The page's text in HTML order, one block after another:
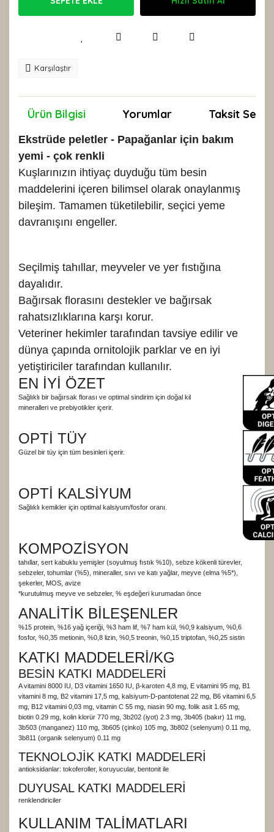
Karşılaştır
Ürün Bilgisi Yorumlar Taksit
Ekstrüde peletler - Papağanlar için bakım
yemi - çok renkli
Kuşlarınızın ihtiyaç duyduğu tüm besin
maddelerini içeren bilimsel olarak onaylanmış
bileşim. Tamamen tüketilebilir, seçici yeme
davranışını engeller.
Seçilmiş tahıllar, meyveler ve yer fıstığına
dayalıdır.
Bağırsak florasını destekler ve bağırsak
rahatsızlıklarına karşı korur.
Veteriner hekimler tarafından tavsiye edilir ve
dünya çapında ornitolojik parklar ve en iyi
yetiştiriciler tarafından kullanılır.
EN İYİ ÖZET
Sağlıklı bir bağırsak florası ve optimal sindirim için doğal kil
mineralleri ve prebiyotikler içerir.
OPTİ TÜY
Güzel bir tüy için tüm besinleri içerir.
OPTİ KALSİYUM
Sağlıklı kemikler için optimal kalsiyum/fosfor oranı.
KOMPOZİSYON
tahıllar, sert kabuklu yemişler (soyulmuş fıstık %10), sebze kökenli türevler,
sebzeler, tohumlar (%5), mineraller, sıvı ve katı yağlar, meyve (elma %5*),
şekerler, MOS, avize
*kurutulmuş meyve ve sebzeler, % eşdeğeri kurumadan önce
ANALİTİK BİLEŞENLER
%15 protein, %16 yağ içeriği, %3 ham lif, %7 ham kül, %0,9 kalsiyum, %0,6
fosfor, %0,35 metionin, %0,8 lizin, %0,5 treonin, %0,15 triptofan, %0,25 sistin
KATKI MADDELERİ/KG
BESİN KATKI MADDELERİ
A vitamini 8000 IU, D3 vitamini 1650 IU, β-karoten 4,8 mg, E vitamini 95 mg, B1
vitamini 8 mg, B2 vitamini 17,5 mg, kalsiyum-D-pantotenat 22 mg, B6 vitamini 6,5
mg, B12 vitamini 0,03 mg, vitamin C 55 mg, niasin 90 mg, folik asit 1.65 mg,
biotin 0.29 mg, kolin klorür 770 mg, 3b202 (iyot) 2.3 mg, 3b405 (bakır) 11 mg,
3b503 (manganez) 110 mg, 3b605 (çinko) 105 mg, 3b802 (selenyum) 0.11 mg,
3b811 (organik selenyum) 0.11 mg
TEKNOLOJİK KATKI MADDELERİ
antioksidanlar: tokoferoller, koruyucular, bentonit ile
DUYUSAL KATKI MADDELERİ
renklendiriciler
KULLANIM TALİMATLARI